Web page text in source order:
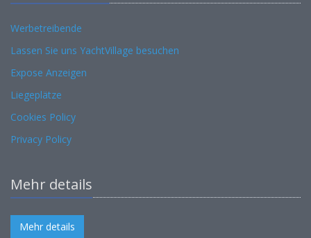
Werbetreibende
Lassen Sie uns YachtVillage besuchen
Expose Anzeigen
Liegeplätze
Cookies Policy
Privacy Policy
Mehr details
Mehr details